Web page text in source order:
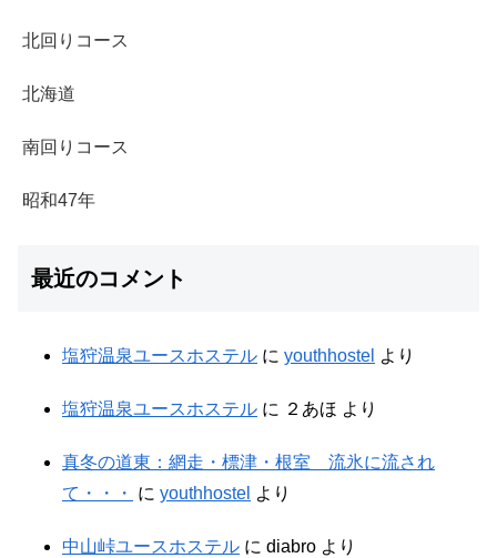
北回りコース
北海道
南回りコース
昭和47年
最近のコメント
塩狩温泉ユースホステル に youthhostel より
塩狩温泉ユースホステル に ２あほ より
真冬の道東：網走・標津・根室 流氷に流され
て・・・
に youthhostel より
中山峠ユースホステル に diabro より